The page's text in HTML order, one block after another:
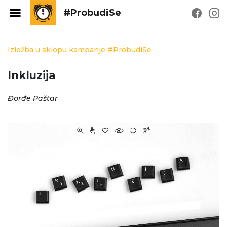
#ProbudiSe
Izložba u sklopu kampanje #ProbudiSe
Inkluzija
Đorđe Paštar